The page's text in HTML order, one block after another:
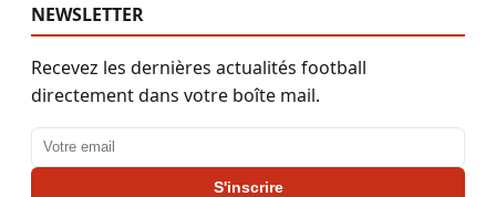
NEWSLETTER
Recevez les dernières actualités football
directement dans votre boîte mail.
Adresse email
S'inscrire